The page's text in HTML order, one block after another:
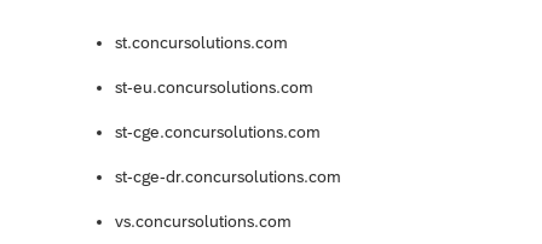
st.concursolutions.com
st-eu.concursolutions.com
st-cge.concursolutions.com
st-cge-dr.concursolutions.com
vs.concursolutions.com